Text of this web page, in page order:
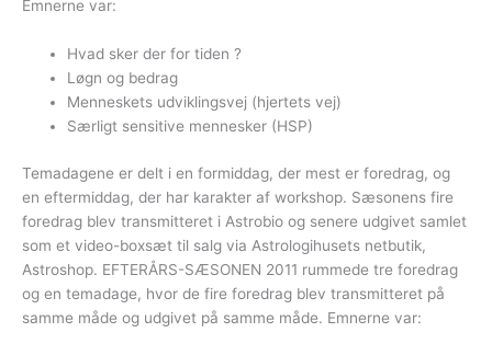
Emnerne var:
Hvad sker der for tiden ?
Løgn og bedrag
Menneskets udviklingsvej (hjertets vej)
Særligt sensitive mennesker (HSP)
Temadagene er delt i en formiddag, der mest er foredrag, og
en eftermiddag, der har karakter af workshop. Sæsonens fire
foredrag blev transmitteret i Astrobio og senere udgivet samlet
som et video-boxsæt til salg via Astrologihusets netbutik,
Astroshop. EFTERÅRS-SÆSONEN 2011 rummede tre foredrag
og en temadage, hvor de fire foredrag blev transmitteret på
samme måde og udgivet på samme måde. Emnerne var: